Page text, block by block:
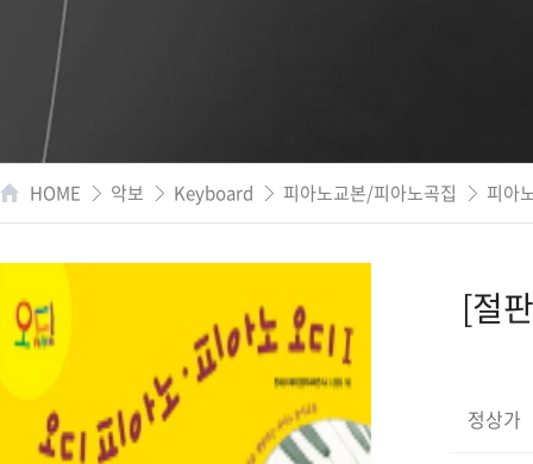
HOME 악보 Keyboard 피아노교본/피아노곡집 피아
[절
정상가